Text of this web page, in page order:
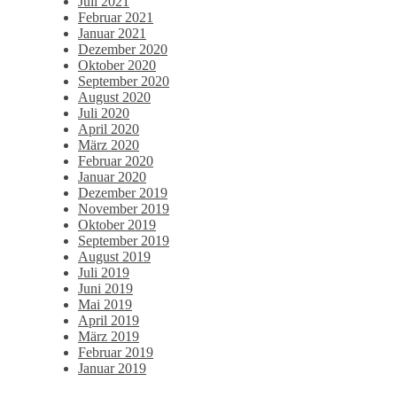
Februar 2021
Januar 2021
Dezember 2020
Oktober 2020
September 2020
August 2020
Juli 2020
April 2020
März 2020
Februar 2020
Januar 2020
Dezember 2019
November 2019
Oktober 2019
September 2019
August 2019
Juli 2019
Juni 2019
Mai 2019
April 2019
März 2019
Februar 2019
Januar 2019